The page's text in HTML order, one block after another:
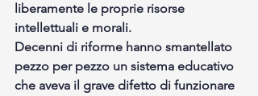
liberamente le proprie risorse
intellettuali e morali.
Decenni di riforme hanno smantellato
pezzo per pezzo un sistema educativo
che aveva il grave difetto di funzionare